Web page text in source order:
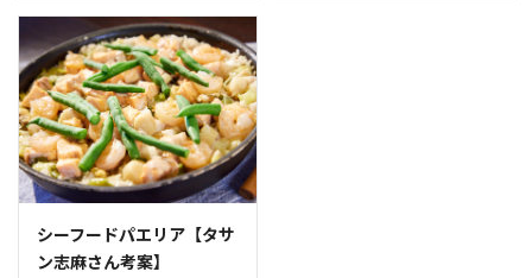
シーフードパエリア【タサ
ン志麻さん考案】